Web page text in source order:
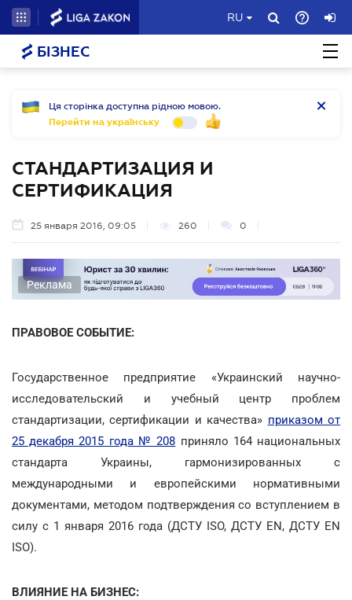
RU
БІЗНЕС
Ця сторінка доступна рідною мовою.
Перейти на українську
СТАНДАРТИЗАЦИЯ И
СЕРТИФИКАЦИЯ
25 января 2016, 09:05 260 0
Реклама
ПРАВОВОЕ СОБЫТИЕ:
Государственное предприятие «Украинский научно-
исследовательский и учебный центр проблем
стандартизации, сертификации и качества» приказом от
25 декабря 2015 года № 208 приняло 164 национальных
стандарта Украины, гармонизированных с
международными и европейскими нормативными
документами, методом подтверждения со вступлением в
силу с 1 января 2016 года (ДСТУ ISO, ДСТУ EN, ДСТУ EN
ISO).
ВЛИЯНИЕ НА БИЗНЕС: